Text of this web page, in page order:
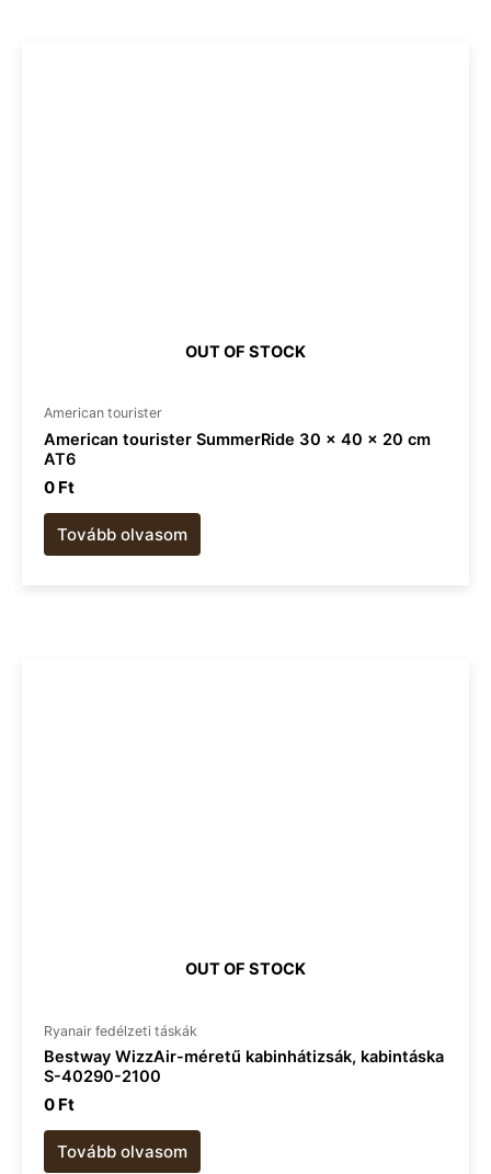
OUT OF STOCK
American tourister​
American tourister SummerRide 30 x 40 x 20 cm
AT6
0 Ft
Tovább olvasom
OUT OF STOCK
Ryanair fedélzeti táskák
Bestway WizzAir-méretű kabinhátizsák, kabintáska
S-40290-2100
0 Ft
Tovább olvasom